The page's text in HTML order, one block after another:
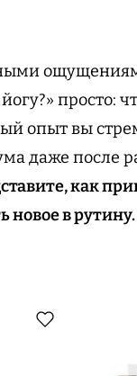
просто:
опыт вы
даже после
как
новое в рутину.